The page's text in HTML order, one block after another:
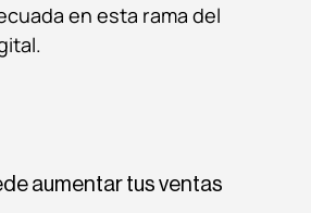
en esta rama del
aumentar tus ventas